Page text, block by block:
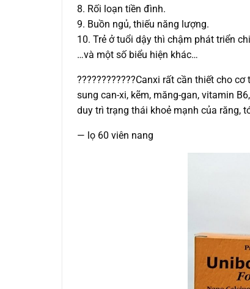
8. Rối loạn tiền đình.
9. Buồn ngủ, thiếu năng lượng.
10. Trẻ ở tuổi dậy thì chậm phát triển
…và một số biểu hiện khác…
????????????Canxi rất cần thiết cho
sung can-xi, kẽm, măng-gan, vitamin
duy trì trạng thái khoẻ mạnh của răng,
— lọ 60 viên nang